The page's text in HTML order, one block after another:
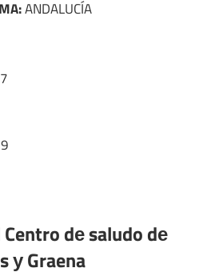
ANDALUCÍA
dе saludo dе
у Graena